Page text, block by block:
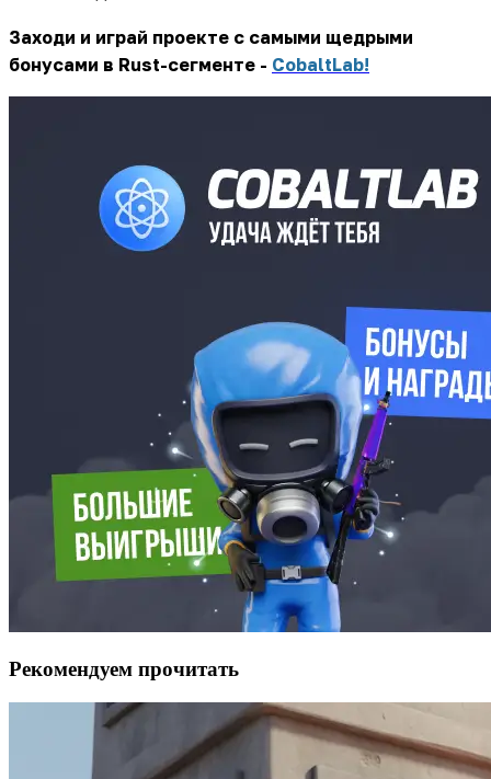
Заходи и играй проекте с самыми щедрыми
бонусами в Rust-сегменте - CobaltLab!
Рекомендуем прочитать